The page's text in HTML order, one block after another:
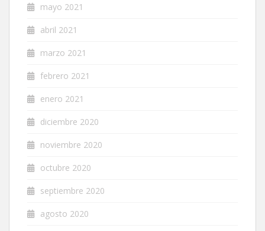
mayo 2021
abril 2021
marzo 2021
febrero 2021
enero 2021
diciembre 2020
noviembre 2020
octubre 2020
septiembre 2020
agosto 2020